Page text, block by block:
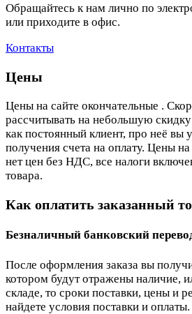
Обращайтесь к нам лично по
или приходите в офис.
Контакты
Цены
Цены на сайте окончательные .
рассчитывать на небольшую
как постоянный клиент, про неё вы
получения счета на оплату. Цены
нет цен без НДС, все налоги
товара.
Как оплатить заказанный
Безналичный банковский
После оформления заказа вы
котором будут отражены наличие,
складе, то сроки поставки, цены и
найдете условия поставки и оплаты.